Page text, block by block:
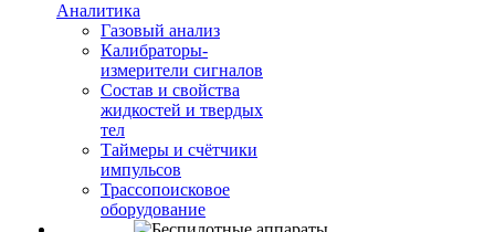
Аналитика
Газовый анализ
Калибраторы-
измерители сигналов
Состав и свойства
жидкостей и твердых
тел
Таймеры и счётчики
импульсов
Трассопоисковое
оборудование